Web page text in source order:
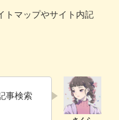
トマップやサイト内記
事検索